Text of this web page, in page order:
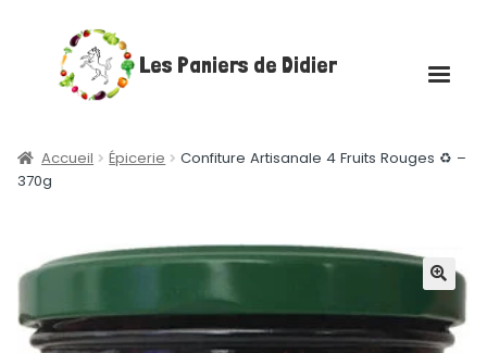
àau
Les Paniers de Didier
Accueil
menu
enfant
Les plateaux gourmands
Ouvrir
le
menu
enfant
Actualités
Accueil Épicerie
Confiture Artisanale 4 Fruits Rouges ♻ –
370g